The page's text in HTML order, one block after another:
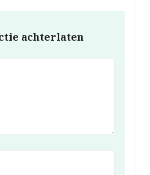
achterlaten